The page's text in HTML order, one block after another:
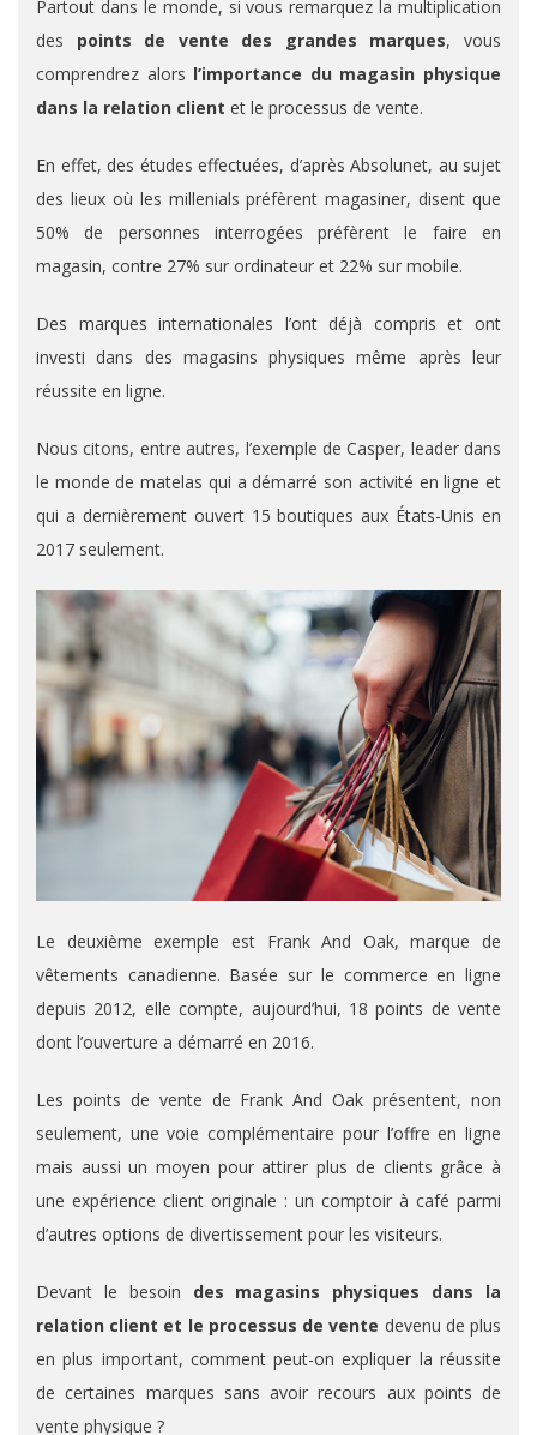
Partout dans le monde, si vous remarquez la multiplication
des points de vente des grandes marques, vous
comprendrez alors l’importance du magasin physique
dans la relation client et le processus de vente.
En effet, des études effectuées, d’après Absolunet, au sujet
des lieux où les millenials préfèrent magasiner, disent que
50% de personnes interrogées préfèrent le faire en
magasin, contre 27% sur ordinateur et 22% sur mobile.
Des marques internationales l’ont déjà compris et ont
investi dans des magasins physiques même après leur
réussite en ligne.
Nous citons, entre autres, l’exemple de Casper, leader dans
le monde de matelas qui a démarré son activité en ligne et
qui a dernièrement ouvert 15 boutiques aux États-Unis en
2017 seulement.
Le deuxième exemple est Frank And Oak, marque de
vêtements canadienne. Basée sur le commerce en ligne
depuis 2012, elle compte, aujourd’hui, 18 points de vente
dont l’ouverture a démarré en 2016.
Les points de vente de Frank And Oak présentent, non
seulement, une voie complémentaire pour l’offre en ligne
mais aussi un moyen pour attirer plus de clients grâce à
une expérience client originale : un comptoir à café parmi
d’autres options de divertissement pour les visiteurs.
Devant le besoin des magasins physiques dans la
relation client et le processus de vente devenu de plus
en plus important, comment peut-on expliquer la réussite
de certaines marques sans avoir recours aux points de
vente physique ?